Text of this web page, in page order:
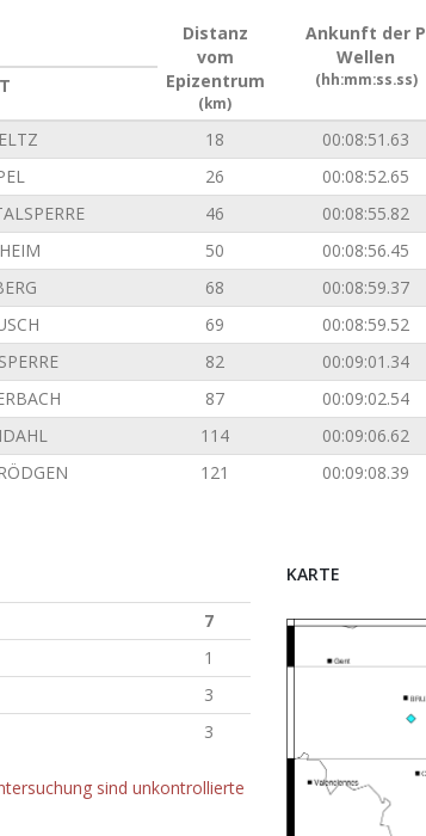
Distanz
vom
Epizentrum
(km)
Ankunft der P
Wellen
(hh:mm:ss.ss)
18 00:08:51.63
26 00:08:52.65
46 00:08:55.82
50 00:08:56.45
68 00:08:59.37
69 00:08:59.52
82 00:09:01.34
87 00:09:02.54
114 00:09:06.62
121 00:09:08.39
7
1
3
3
sind unkontrollierte
KARTE